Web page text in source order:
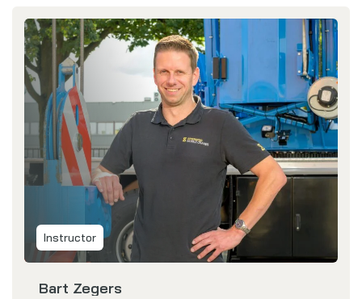
Instructor
Bart Zegers